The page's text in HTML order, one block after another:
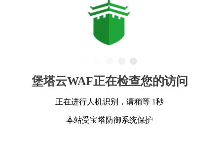
堡塔云WAF正在检查您的访问
正在进行人机识别，请稍等 1秒
本站受宝塔防御系统保护